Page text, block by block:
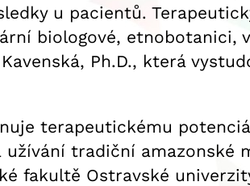
u pacientů.
biologové,
Ph.D., která
terapeutickému
tradiční amazonské
fakultě Ostravské